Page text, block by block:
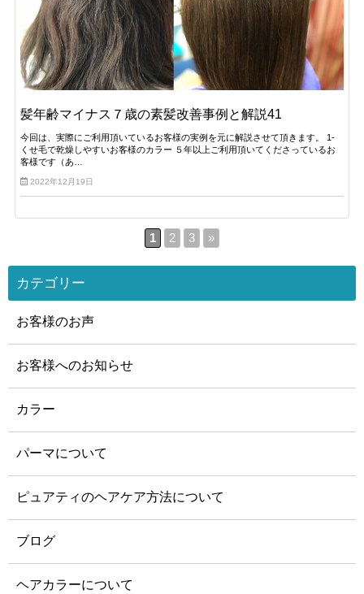
髪年齢マイナス７歳の素髪改善事例と解説41
今回は、実際にご利用頂いているお客様の実例を元に解説させて頂きます。 1-
くせ毛で乾燥しやすいお客様のカラー ５年以上ご利用頂いてくださっているお
客様です（あ…
2022年12月19日
1 2 3 »
カテゴリー
お客様のお声
お客様へのお知らせ
カラー
パーマについて
ピュアティのヘアケア方法について
ブログ
ヘアカラーについて